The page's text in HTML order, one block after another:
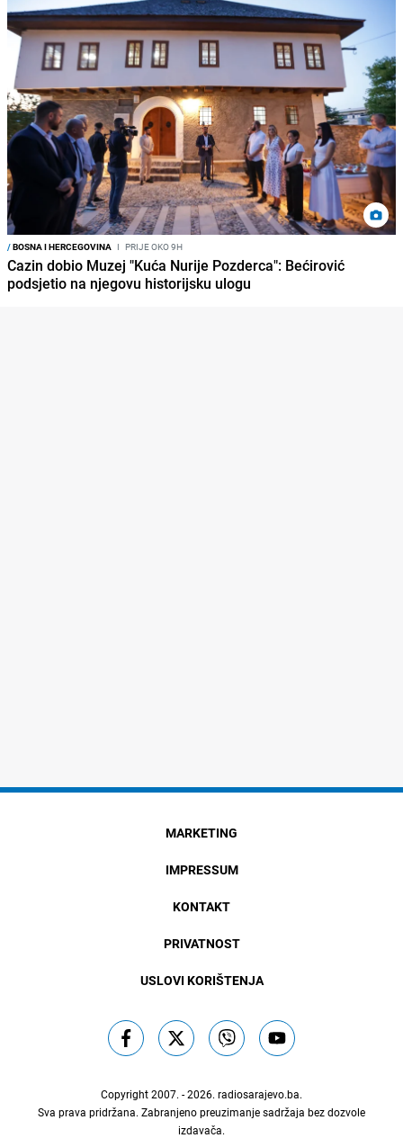
/BOSNA I HERCEGOVINA I PRIJE OKO 9H
Cazin dobio Muzej "Kuća Nurije Pozderca": Bećirović
podsjetio na njegovu historijsku ulogu
MARKETING
IMPRESSUM
KONTAKT
PRIVATNOST
USLOVI KORIŠTENJA
Copyright 2007. - 2026. radiosarajevo.ba.
Sva prava pridržana. Zabranjeno preuzimanje sadržaja bez dozvole
izdavača.